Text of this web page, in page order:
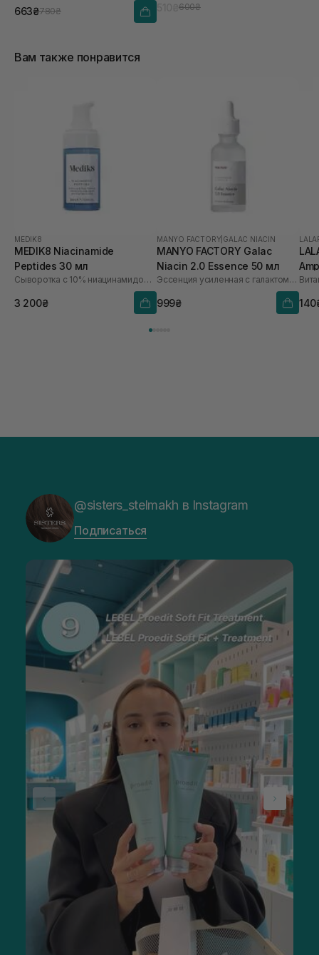
663₴780₴ 600₴
Вам также понравится
MEDIK8
MEDIK8 Niacinamide
Peptides 30 мл
Сыворотка с 10% ниацинамидом, пептидами и N-ацетилглюкозамином
3 200₴
MANYO FACTORY GALAC NIACIN
MANYO FACTORY Galac
Niacin 2.0 Essence 50 мл
Эссенция усиленная с галактомисисом и ниацинамидом
999₴
@sisters_stelmakh в Instagram
Подписаться